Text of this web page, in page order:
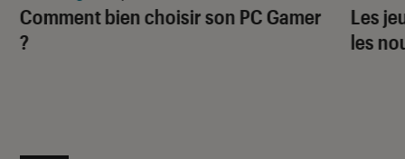
Comment bien choisir son PC Gamer
?
Les
les